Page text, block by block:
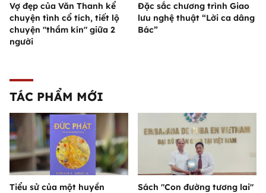
Vợ đẹp của Văn Thanh kể
chuyện tình cổ tích, tiết lộ
chuyện "thầm kín" giữa 2
người
Đặc sắc chương trình Giao
lưu nghệ thuật “Lời ca dâng
Bác”
TÁC PHẨM MỚI
Tiểu sử của một huyền
Sách "Con đường tương lai"